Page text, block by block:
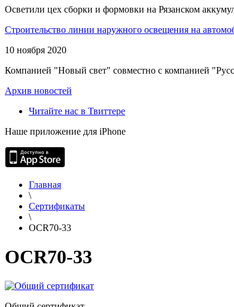
Осветили цех сборки и формовки на Рязанском
Строительство линии наружного освещения на
10 ноября 2020
Компанией "Новый свет" совместно с компанией
Архив новостей
Читайте нас в Твиттере
Наше приложение для iPhone
Главная
\
Сертификаты
\
OCR70-33
OCR70-33